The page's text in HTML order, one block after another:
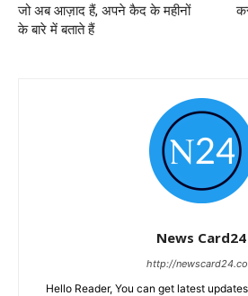
जो अब आज़ाद हैं, अपने कैद के महीनों
के बारे में बताते हैं
News Card24
http://
Hello Reader, You can get latest